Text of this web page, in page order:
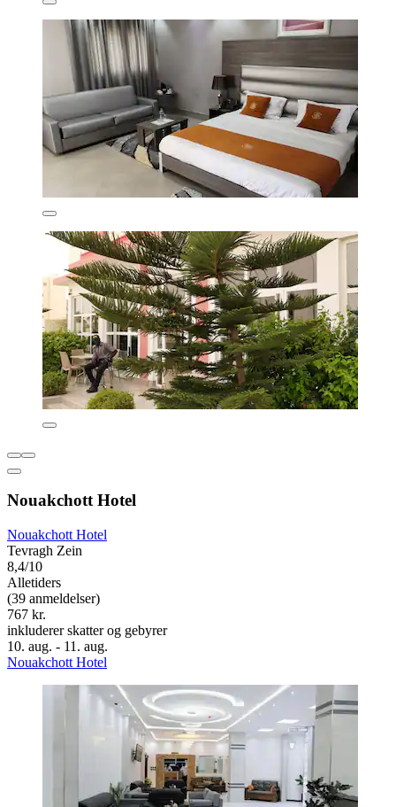
Nouakchott Hotel
Nouakchott Hotel
Tevragh Zein
8,4/10
Alletiders
(39 anmeldelser)
767 kr.
inkluderer skatter og gebyrer
10. aug. - 11. aug.
Nouakchott Hotel